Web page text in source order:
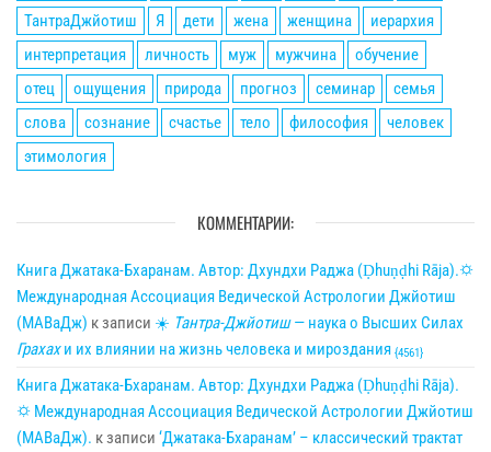
ТантраДжйотиш
Я дети жена женщина
иерархия
интерпретация
личность муж мужчина
обучение
отец
ощущения природа прогноз семинар
семья
слова
сознание счастье тело философия
человек
этимология
КОММЕНТАРИИ:
Книга Джатака-Бхаранам. Автор: Дхундхи Раджа (Ḍhuṇḍhi Rāja).🌣
Международная Ассоциация Ведической Астрологии Джйотиш
(МАВаДж) к записи ☀ Тантра-Джйотиш— наука о Высших Силах
Грахахи их влиянии на жизнь человека и мироздания {4561}
Книга Джатака-Бхаранам. Автор: Дхундхи Раджа (Ḍhuṇḍhi Rāja).
🌣 Международная Ассоциация Ведической Астрологии Джйотиш
(МАВаДж). к записи ‘Джатака-Бхаранам’ – классический трактат